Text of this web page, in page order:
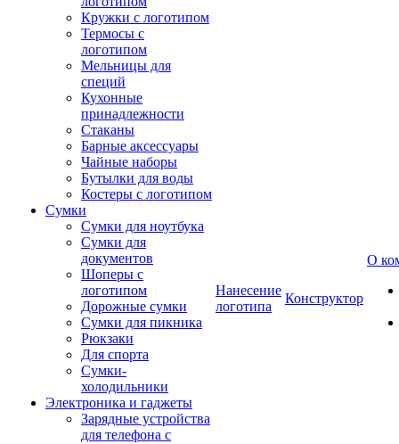
Кружки с логотипом
Термосы с
логотипом
Мельницы для
специй
Кухонные
принадлежности
Стаканы
Барные аксессуары
Чайные наборы
Бутылки для воды
Костеры с логотипом
Сумки
Сумки для ноутбука
Сумки для
документов
Шоперы с
логотипом
Дорожные сумки
Сумки для пикника
Рюкзаки
Для спорта
Сумки-
холодильники
Электроника и гаджеты
Зарядные устройства
для телефона с
Нанесение
логотипа
Конструктор
О